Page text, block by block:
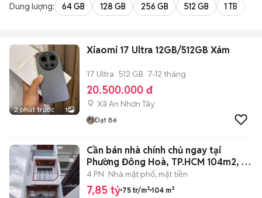
Dung lượng: 64 GB 128 GB 256 GB 512 GB 1 TB
2 phút trước 1
Xiaomi 17 Ultra 12GB/512GB Xám
17 Ultra 512 GB 7-12 tháng
20.500.000 đ
Xã An Nhơn Tây
Đạt Bé
Cần bán nhà chính chủ ngay tại
Phường Đông Hoà, TP.HCM 104m2, 7
tỷ 850
4 PN Nhà mặt phố, mặt tiền
7,85 tỷ 75 tr/m² 104 m²